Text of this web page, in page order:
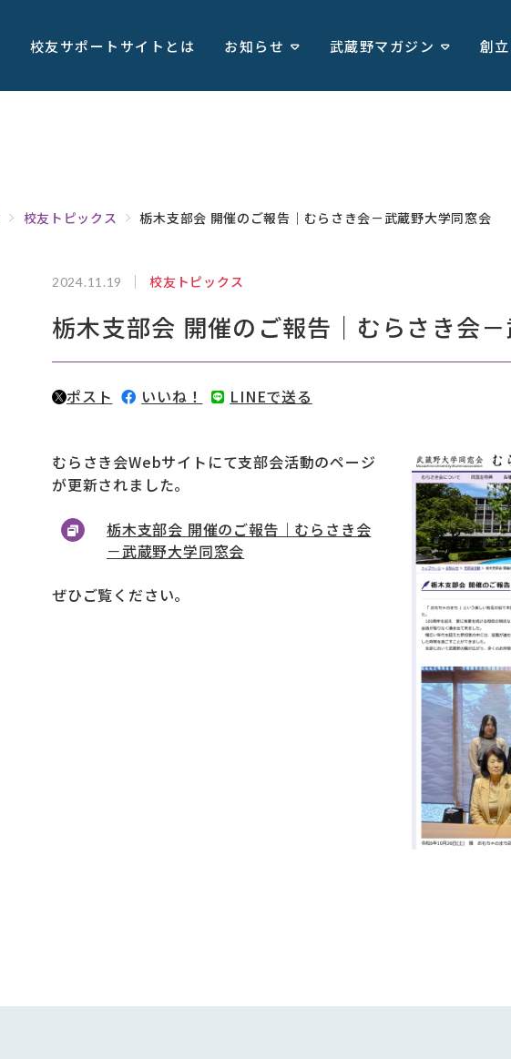
校友サポートサイトとは お知らせ 武蔵野マガジン 創
校友トピックス 栃木支部会 開催のご報告｜むらさき会－武蔵野大学同窓会
2024.11.19 校友トピックス
栃木支部会 開催のご報告｜むらさき会
ポスト いいね！ LINEで送る
むらさき会Webサイトにて支部会活動のページ
が更新されました。
栃木支部会 開催のご報告｜むらさき会
－武蔵野大学同窓会
ぜひご覧ください。